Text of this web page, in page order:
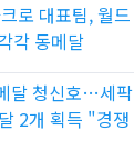
로 대표팀, 월드
각 동메달
달 청신호…세팍
2개 획득 "경쟁